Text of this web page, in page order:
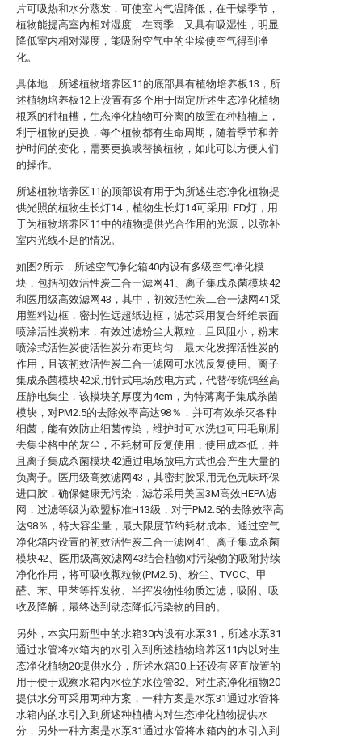
片可吸热和水分蒸发，可使室内气温降低，在干燥季节，
植物能提高室内相对湿度，在雨季，又具有吸湿性，明显
降低室内相对湿度，能吸附空气中的尘埃使空气得到净
化。
具体地，所述植物培养区11的底部具有植物培养板13，所
述植物培养板12上设置有多个用于固定所述生态净化植物
根系的种植槽，生态净化植物可分离的放置在种植槽上，
利于植物的更换，每个植物都有生命周期，随着季节和养
护时间的变化，需要更换或替换植物，如此可以方便人们
的操作。
所述植物培养区11的顶部设有用于为所述生态净化植物提
供光照的植物生长灯14，植物生长灯14可采用LED灯，用
于为植物培养区11中的植物提供光合作用的光源，以弥补
室内光线不足的情况。
如图2所示，所述空气净化箱40内设有多级空气净化模
块，包括初效活性炭二合一滤网41、离子集成杀菌模块42
和医用级高效滤网43，其中，初效活性炭二合一滤网41采
用塑料边框，密封性远超纸边框，滤芯采用复合纤维表面
喷涂活性炭粉末，有效过滤粉尘大颗粒，且风阻小，粉末
喷涂式活性炭使活性炭分布更均匀，最大化发挥活性炭的
作用，且该初效活性炭二合一滤网可水洗反复使用。离子
集成杀菌模块42采用针式电场放电方式，代替传统钨丝高
压静电集尘，该模块的厚度为4cm，为特薄离子集成杀菌
模块，对PM2.5的去除效率高达98％，并可有效杀灭各种
细菌，能有效防止细菌传染，维护时可水洗也可用毛刷刷
去集尘格中的灰尘，不耗材可反复使用，使用成本低，并
且离子集成杀菌模块42通过电场放电方式也会产生大量的
负离子。医用级高效滤网43，其密封胶采用无色无味环保
进口胶，确保健康无污染，滤芯采用美国3M高效HEPA滤
网，过滤等级为欧盟标准H13级，对于PM2.5的去除效率高
达98％，特大容尘量，最大限度节约耗材成本。通过空气
净化箱内设置的初效活性炭二合一滤网41、离子集成杀菌
模块42、医用级高效滤网43结合植物对污染物的吸附持续
净化作用，将可吸收颗粒物(PM2.5)、粉尘、TVOC、甲
醛、苯、甲苯等挥发物、半挥发物性物质过滤，吸附、吸
收及降解，最终达到动态降低污染物的目的。
另外，本实用新型中的水箱30内设有水泵31，所述水泵31
通过水管将水箱内的水引入到所述植物培养区11内以对生
态净化植物20提供水分，所述水箱30上还设有竖直放置的
用于便于观察水箱内水位的水位管32。对生态净化植物20
提供水分可采用两种方案，一种方案是水泵31通过水管将
水箱内的水引入到所述种植槽内对生态净化植物提供水
分，另外一种方案是水泵31通过水管将水箱内的水引入到